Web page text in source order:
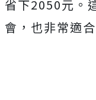
省下2050元。
會，也非常適